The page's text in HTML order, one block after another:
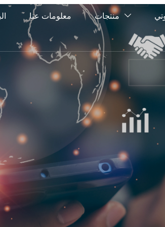
معلومات عنا منتجات 